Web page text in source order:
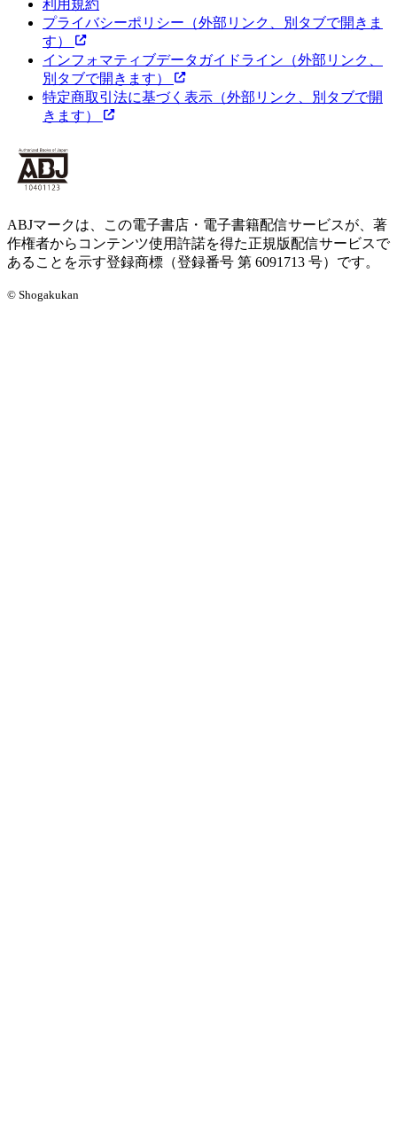
利用規約
プライバシーポリシー （外部リンク、別タブで開きま
す）
インフォマティブデータガイドライン （外部リンク、
別タブで開きます）
特定商取引法に基づく表示 （外部リンク、別タブで開
きます）
ABJマークは、この電子書店・電子書籍配信サービスが、著
作権者からコンテンツ使用許諾を得た正規版配信サービスで
あることを示す登録商標（登録番号 第 6091713 号）です。
© Shogakukan